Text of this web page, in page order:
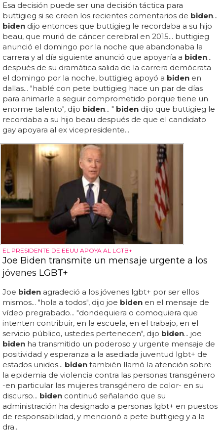
Esa decisión puede ser una decisión táctica para
buttigieg si se creen los recientes comentarios de biden...
biden dijo entonces que buttigieg le recordaba a su hijo
beau, que murió de cáncer cerebral en 2015... buttigieg
anunció el domingo por la noche que abandonaba la
carrera y al día siguiente anunció que apoyaría a biden...
después de su dramática salida de la carrera demócrata
el domingo por la noche, buttigieg apoyó a biden en
dallas... "hablé con pete buttigieg hace un par de días
para animarle a seguir comprometido porque tiene un
enorme talento", dijo biden... " biden dijo que buttigieg le
recordaba a su hijo beau después de que el candidato
gay apoyara al ex vicepresidente...
EL PRESIDENTE DE EEUU APOYA AL LGTB+
Joe Biden transmite un mensaje urgente a los
jóvenes LGBT+
Joe biden agradeció a los jóvenes lgbt+ por ser ellos
mismos... "hola a todos", dijo joe biden en el mensaje de
vídeo pregrabado... "dondequiera o comoquiera que
intenten contribuir, en la escuela, en el trabajo, en el
servicio público, ustedes pertenecen", dijo biden... joe
biden ha transmitido un poderoso y urgente mensaje de
positividad y esperanza a la asediada juventud lgbt+ de
estados unidos... biden también llamó la atención sobre
la epidemia de violencia contra las personas transgénero
-en particular las mujeres transgénero de color- en su
discurso... biden continuó señalando que su
administración ha designado a personas lgbt+ en puestos
de responsabilidad, y mencionó a pete buttigieg y a la
dra...